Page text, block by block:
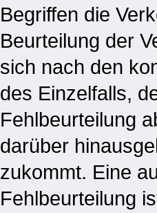
Begriffen die
Beurteilung der
sich nach den
des Einzelfalls,
Fehlbeurteilung
darüber
zukommt. Eine
Fehlbeurteilung